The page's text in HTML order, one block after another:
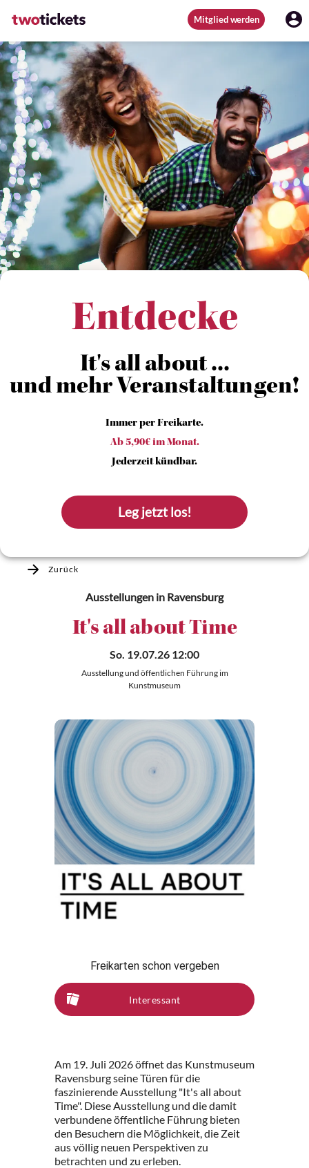
Mitglied werden
Entdecke
It's all about ...
und mehr Veranstaltungen!
Immer per Freikarte.
Ab 5,90€ im Monat.
Jederzeit kündbar.
Leg jetzt los!
Zurück
Ausstellungen in Ravensburg
It's all about Time
So. 19.07.26 12:00
Ausstellung und öffentlichen Führung im
Kunstmuseum
Freikarten schon vergeben
Interessant
Am 19. Juli 2026 öffnet das Kunstmuseum
Ravensburg seine Türen für die
faszinierende Ausstellung "It's all about
Time". Diese Ausstellung und die damit
verbundene öffentliche Führung bieten
den Besuchern die Möglichkeit, die Zeit
aus völlig neuen Perspektiven zu
betrachten und zu erleben.